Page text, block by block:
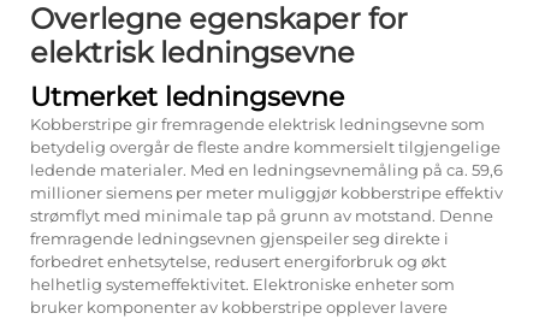
Overlegne egenskaper for
elektrisk ledningsevne
Utmerket ledningsevne
Kobberstripe gir fremragende elektrisk ledningsevne som
betydelig overgår de fleste andre kommersielt tilgjengelige
ledende materialer. Med en ledningsevnemåling på ca. 59,6
millioner siemens per meter muliggjør kobberstripe effektiv
strømflyt med minimale tap på grunn av motstand. Denne
fremragende ledningsevnen gjenspeiler seg direkte i
forbedret enhetsytelse, redusert energiforbruk og økt
helhetlig systemeffektivitet. Elektroniske enheter som
bruker komponenter av kobberstripe opplever lavere